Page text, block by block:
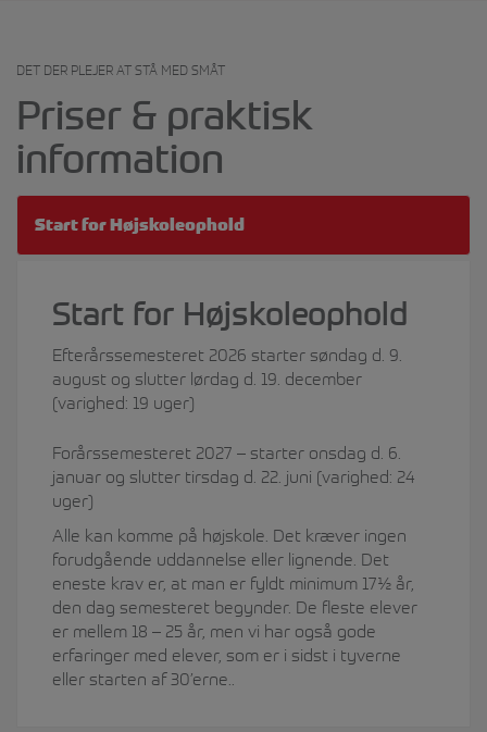
DET DER PLEJER AT STÅ MED SMÅT
Priser & praktisk
information
Start for Højskoleophold
Start for Højskoleophold
Efterårssemesteret 2026 starter søndag d. 9.
august og slutter lørdag d. 19. december
(varighed: 19 uger)
Forårssemesteret 2027 – starter onsdag d. 6.
januar og slutter tirsdag d. 22. juni (varighed: 24
uger)
Alle kan komme på højskole. Det kræver ingen
forudgående uddannelse eller lignende. Det
eneste krav er, at man er fyldt minimum 17½ år,
den dag semesteret begynder. De fleste elever
er mellem 18 – 25 år, men vi har også gode
erfaringer med elever, som er i sidst i tyverne
eller starten af 30’erne..